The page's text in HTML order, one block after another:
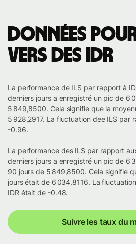
Données pour
vers des IDR
La performance de ILS par rapport à
derniers jours a enregistré un pic de 6
5 849,8500. Cela signifie que la
5 928,2917. La fluctuation dee ILS par
-0.96.
La performance des ILS par rapport
derniers jours a enregistré un pic de 6
90 jours de 5 849,8500. Cela signifie
jours était de 6 034,8116. La
IDR était de -0.48.
Suivre les taux du